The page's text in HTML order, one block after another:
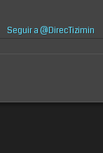
Seguir a @DirecTizimin